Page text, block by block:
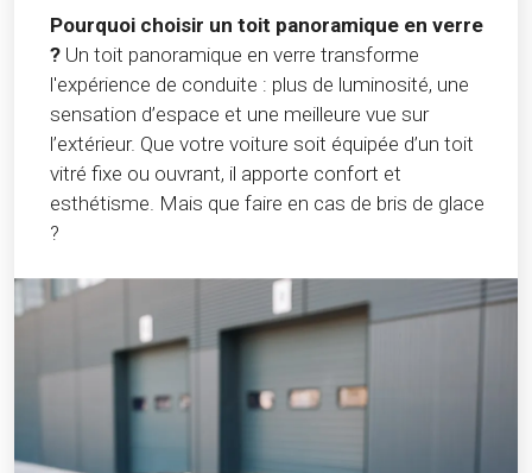
Pourquoi choisir un toit panoramique en verre
? Un toit panoramique en verre transforme
l'expérience de conduite : plus de luminosité, une
sensation d’espace et une meilleure vue sur
l’extérieur. Que votre voiture soit équipée d’un toit
vitré fixe ou ouvrant, il apporte confort et
esthétisme. Mais que faire en cas de bris de glace
?